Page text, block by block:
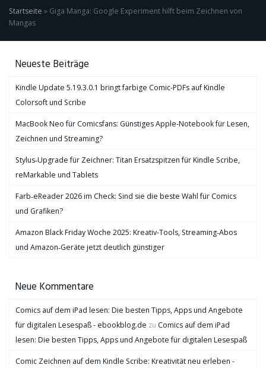
Startseite » Giga Manga: Google Experiment hilft beim Zeichnen von
Mangas
Neueste Beiträge
Kindle Update 5.19.3.0.1 bringt farbige Comic-PDFs auf Kindle
Colorsoft und Scribe
MacBook Neo für Comicsfans: Günstiges Apple-Notebook für Lesen,
Zeichnen und Streaming?
Stylus‑Upgrade für Zeichner: Titan Ersatzspitzen für Kindle Scribe,
reMarkable und Tablets
Farb‑eReader 2026 im Check: Sind sie die beste Wahl für Comics
und Grafiken?
Amazon Black Friday Woche 2025: Kreativ-Tools, Streaming‑Abos
und Amazon‑Geräte jetzt deutlich günstiger
Neue Kommentare
Comics auf dem iPad lesen: Die besten Tipps, Apps und Angebote
für digitalen Lesespaß - ebookblog.de zu Comics auf dem iPad
lesen: Die besten Tipps, Apps und Angebote für digitalen Lesespaß
Comic Zeichnen auf dem Kindle Scribe: Kreativität neu erleben -